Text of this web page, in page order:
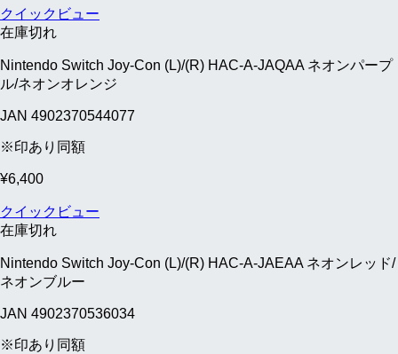
クイックビュー
在庫切れ
Nintendo Switch Joy-Con (L)/(R) HAC-A-JAQAA ネオンパープ
ル/ネオンオレンジ
JAN 4902370544077
※印あり同額
¥6,400
クイックビュー
在庫切れ
Nintendo Switch Joy-Con (L)/(R) HAC-A-JAEAA ネオンレッド/
ネオンブルー
JAN 4902370536034
※印あり同額